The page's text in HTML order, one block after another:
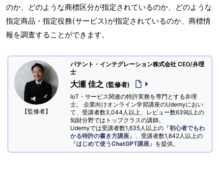
のか、どのような商標区分が指定されているのか、どのような
指定商品・指定役務(サービス)が指定されているのか、商標情
報を調査することができます。
【監修者】
パテント・インテグレーション株式会社 CEO/弁理
士
大瀬 佳之 (監修者)
IoT・サービス関連の特許実務を専門とする弁理
士。 企業向けオンライン学習講座のUdemyにおい
て、受講者数3,044人以上、レビュー数639以上の
知財分野ではトップクラスの講師。
Udemyでは受講者数1,635人以上の『初心者でもわ
かる特許の書き方講座 』、受講者数1,842人以上の
『はじめて使うChatGPT講座 』を提供。